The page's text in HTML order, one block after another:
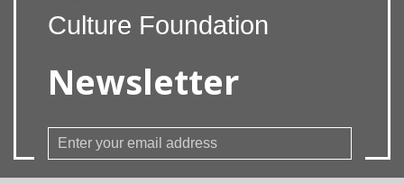
Culture Foundation
Newsletter